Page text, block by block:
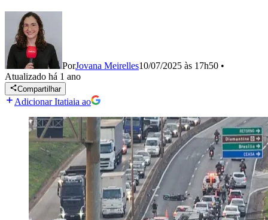
PorJovana Meirelles10/07/2025 às 17h50 •
Atualizado há 1 ano
Compartilhar
Adicionar Itatiaia ao